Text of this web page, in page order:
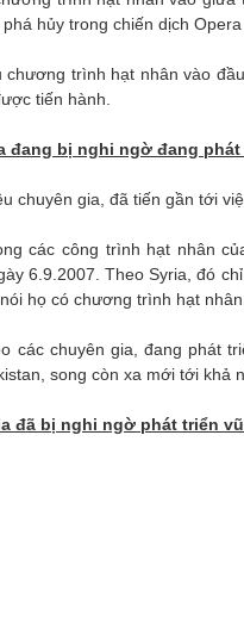
hủy trong chiến dịch
chương trình hạt nhân vào
tiến hành.
đang bị nghi ngờ đang
chuyên gia, đã tiến gần tới
các công trình hạt nhân
6.9.2007. Theo Syria, đó
họ có chương trình hạt nhân.
các chuyên gia, đang phát
song còn xa mới tới khả
đã bị nghi ngờ phát triển